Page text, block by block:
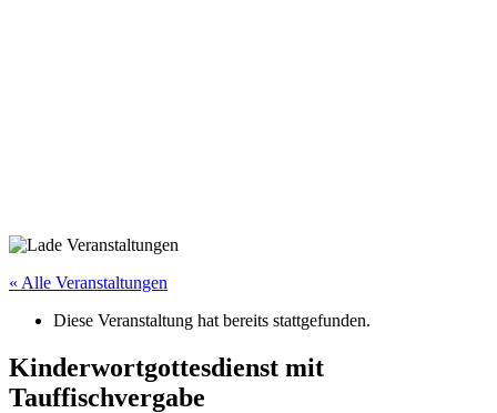
« Alle Veranstaltungen
Diese Veranstaltung hat bereits stattgefunden.
Kinderwortgottesdienst mit
Tauffischvergabe